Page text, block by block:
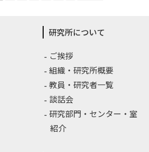
研究所について
ご挨拶
組織・研究所概要
教員・研究者一覧
談話会
研究部門・センター・室
紹介